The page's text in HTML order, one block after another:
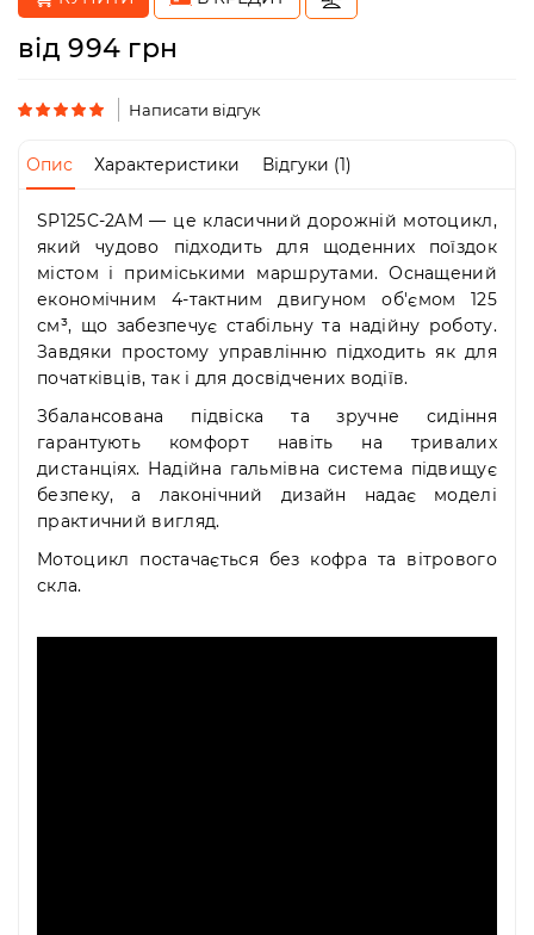
Режим
роботи:
Пт
-
19:00
10:00
-
19:00
Нд
-
вихідний
від 994 грн
Написати відгук
Опис Характеристики Відгуки (1)
SP125C-2AM — це класичний дорожній мотоцикл,
який чудово підходить для щоденних поїздок
містом і приміськими маршрутами. Оснащений
економічним 4-тактним двигуном об'ємом 125
см³, що забезпечує стабільну та надійну роботу.
Завдяки простому управлінню підходить як для
початківців, так і для досвідчених водіїв.
Збалансована підвіска та зручне сидіння
гарантують комфорт навіть на тривалих
дистанціях. Надійна гальмівна система підвищує
безпеку, а лаконічний дизайн надає моделі
практичний вигляд.
Мотоцикл постачається без кофра та вітрового
скла.